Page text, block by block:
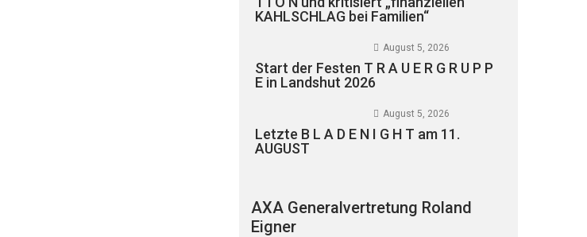
KAHLSCHLAG bei Familien“
August 5, 2026
Start der Festen T R A U E R G R U P P
E in Landshut 2026
August 5, 2026
Letzte B L A D E N I G H T am 11.
AUGUST
AXA Generalvertretung Roland
Eigner